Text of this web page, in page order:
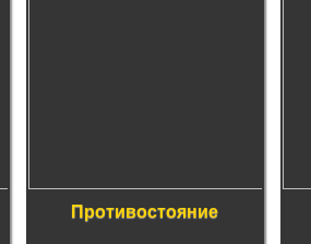
Противостояние